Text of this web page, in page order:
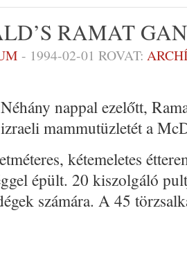
RAMAT
- 1994-02-01 ROVAT:
Néhány nappal ezelőtt,
izraeli mammutüzletét a
kéteme­letes
épült. 20 kiszolgáló
számára. A 45